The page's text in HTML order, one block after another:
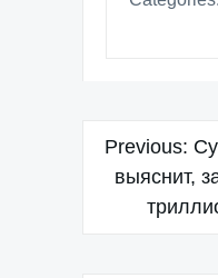
Categories:
Previous:
выяснит,